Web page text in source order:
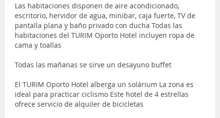
Las habitaciones disponen de aire acondicionado,
escritorio, hervidor de agua, minibar, caja fuerte, TV de
pantalla plana y baño privado con ducha Todas las
habitaciones del TURIM Oporto Hotel incluyen ropa de
cama y toallas
Todas las mañanas se sirve un desayuno buffet
El TURIM Oporto Hotel alberga un solárium La zona es
ideal para practicar ciclismo Este hotel de 4 estrellas
ofrece servicio de alquiler de bicicletas